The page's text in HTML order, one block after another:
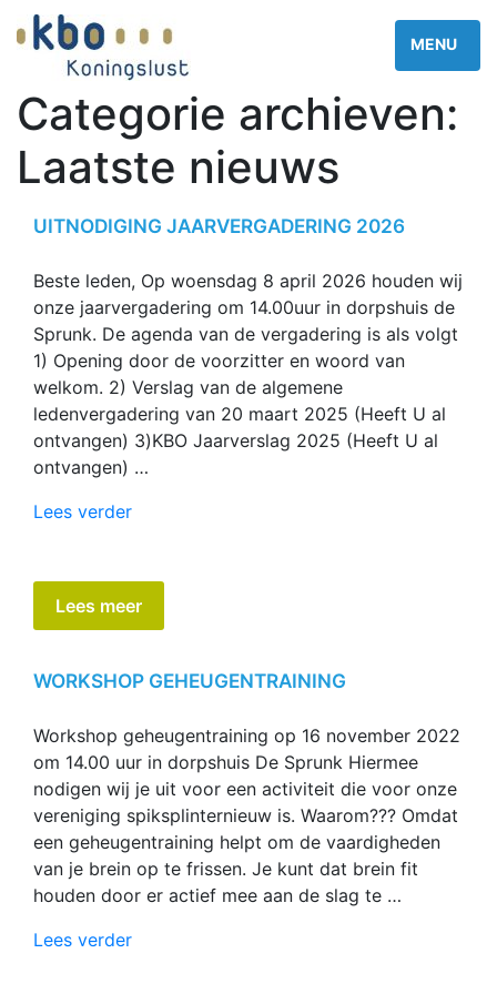
Categorie archieven:
Laatste nieuws
UITNODIGING JAARVERGADERING 2026
Beste leden, Op woensdag 8 april 2026 houden wij
onze jaarvergadering om 14.00uur in dorpshuis de
Sprunk. De agenda van de vergadering is als volgt
1) Opening door de voorzitter en woord van
welkom. 2) Verslag van de algemene
ledenvergadering van 20 maart 2025 (Heeft U al
ontvangen) 3)KBO Jaarverslag 2025 (Heeft U al
ontvangen) …
Lees verder“Uitnodiging
Lees meer
WORKSHOP GEHEUGENTRAINING
Workshop geheugentraining op 16 november 2022
om 14.00 uur in dorpshuis De Sprunk Hiermee
nodigen wij je uit voor een activiteit die voor onze
vereniging spiksplinternieuw is. Waarom??? Omdat
een geheugentraining helpt om de vaardigheden
van je brein op te frissen. Je kunt dat brein fit
houden door er actief mee aan de slag te …
Lees verder“Workshop